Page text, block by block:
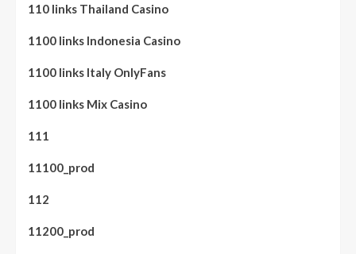
110 links Thailand Casino
1100 links Indonesia Casino
1100 links Italy OnlyFans
1100 links Mix Casino
111
11100_prod
112
11200_prod